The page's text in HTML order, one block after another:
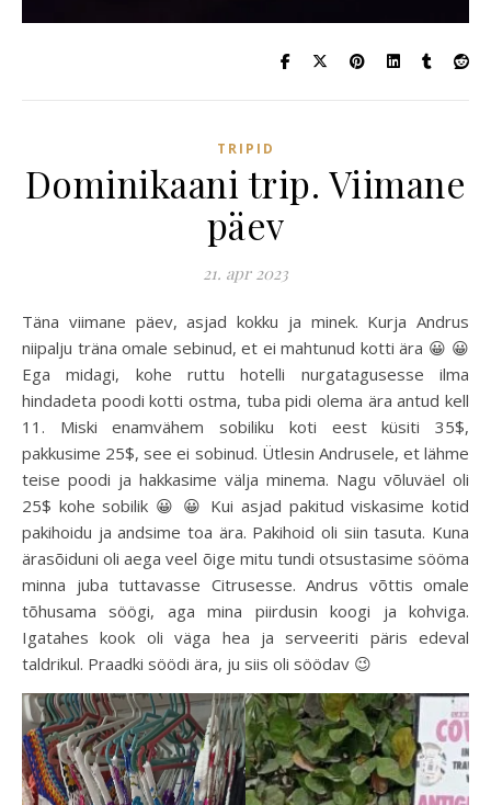
TRIPID
Dominikaani trip. Viimane
päev
21. apr 2023
Täna viimane päev, asjad kokku ja minek. Kurja Andrus
niipalju träna omale sebinud, et ei mahtunud kotti ära 😀 😀
Ega midagi, kohe ruttu hotelli nurgatagusesse ilma
hindadeta poodi kotti ostma, tuba pidi olema ära antud kell
11. Miski enamvähem sobiliku koti eest küsiti 35$,
pakkusime 25$, see ei sobinud. Ütlesin Andrusele, et lähme
teise poodi ja hakkasime välja minema. Nagu võluväel oli
25$ kohe sobilik 😀 😀 Kui asjad pakitud viskasime kotid
pakihoidu ja andsime toa ära. Pakihoid oli siin tasuta. Kuna
ärasõiduni oli aega veel õige mitu tundi otsustasime sööma
minna juba tuttavasse Citrusesse. Andrus võttis omale
tõhusama söögi, aga mina piirdusin koogi ja kohviga.
Igatahes kook oli väga hea ja serveeriti päris edeval
taldrikul. Praadki söödi ära, ju siis oli söödav 😉